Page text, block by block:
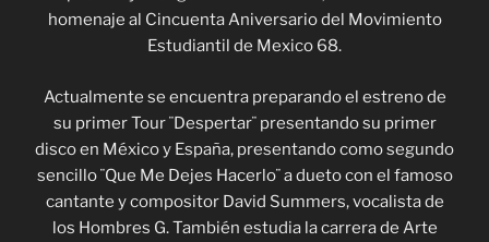
homenaje al Cincuenta Aniversario del Movimiento
Estudiantil de Mexico 68.
Actualmente se encuentra preparando el estreno de
su primer Tour ¨Despertar¨ presentando su primer
disco en México y España, presentando como segundo
sencillo ¨Que Me Dejes Hacerlo¨ a dueto con el famoso
cantante y compositor David Summers, vocalista de
los Hombres G. También estudia la carrera de Arte